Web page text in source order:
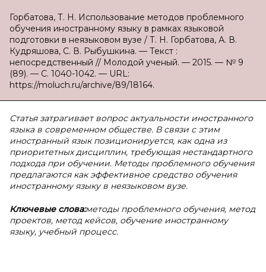
Горбатова, Т. Н. Использование методов проблемного
обучения иностранному языку в рамках языковой
подготовки в неязыковом вузе / Т. Н. Горбатова, А. В.
Кудряшова, С. В. Рыбушкина. — Текст :
непосредственный // Молодой ученый. — 2015. — № 9
(89). — С. 1040-1042. — URL:
https://moluch.ru/archive/89/18164.
Статья затрагивает вопрос актуальности иностранного
языка в современном обществе. В связи с этим
иностранный язык позиционируется, как одна из
приоритетных дисциплин, требующая нестандартного
подхода при обучении. Методы проблемного обучения
предлагаются как эффективное средство обучения
иностранному языку в неязыковом вузе.
Ключевые слова:методы проблемного обучения, метод
проектов, метод кейсов, обучение иностранному
языку, учебный процесс.